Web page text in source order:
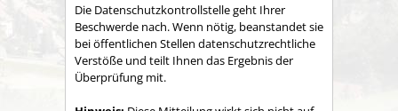
Die Datenschutzkontrollstelle geht Ihrer
Beschwerde nach. Wenn nötig, beanstandet sie
bei öffentlichen Stellen datenschutzrechtliche
Verstöße und teilt Ihnen das Ergebnis der
Überprüfung mit.